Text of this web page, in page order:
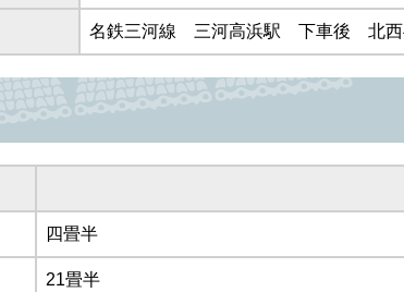
名鉄三河線 三河高浜駅 下車後 北西
四畳半
21畳半